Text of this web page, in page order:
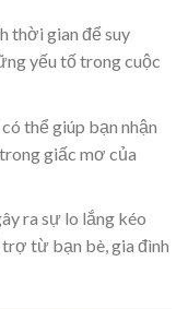
thời gian để suy
yếu tố trong cuộc
thể giúp bạn nhận
giấc mơ của
ra sự lo lắng kéo
từ bạn bè, gia đình